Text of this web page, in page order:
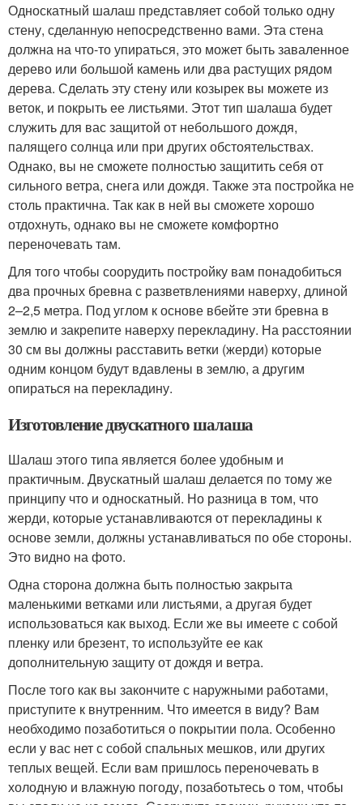
Односкатный шалаш представляет собой только одну
стену, сделанную непосредственно вами. Эта стена
должна на что-то упираться, это может быть заваленное
дерево или большой камень или два растущих рядом
дерева. Сделать эту стену или козырек вы можете из
веток, и покрыть ее листьями. Этот тип шалаша будет
служить для вас защитой от небольшого дождя,
палящего солнца или при других обстоятельствах.
Однако, вы не сможете полностью защитить себя от
сильного ветра, снега или дождя. Также эта постройка не
столь практична. Так как в ней вы сможете хорошо
отдохнуть, однако вы не сможете комфортно
переночевать там.
Для того чтобы соорудить постройку вам понадобиться
два прочных бревна с разветвлениями наверху, длиной
2–2,5 метра. Под углом к основе вбейте эти бревна в
землю и закрепите наверху перекладину. На расстоянии
30 см вы должны расставить ветки (жерди) которые
одним концом будут вдавлены в землю, а другим
опираться на перекладину.
Изготовление двускатного шалаша
Шалаш этого типа является более удобным и
практичным. Двускатный шалаш делается по тому же
принципу что и односкатный. Но разница в том, что
жерди, которые устанавливаются от перекладины к
основе земли, должны устанавливаться по обе стороны.
Это видно на фото.
Одна сторона должна быть полностью закрыта
маленькими ветками или листьями, а другая будет
использоваться как выход. Если же вы имеете с собой
пленку или брезент, то используйте ее как
дополнительную защиту от дождя и ветра.
После того как вы закончите с наружными работами,
приступите к внутренним. Что имеется в виду? Вам
необходимо позаботиться о покрытии пола. Особенно
если у вас нет с собой спальных мешков, или других
теплых вещей. Если вам пришлось переночевать в
холодную и влажную погоду, позаботьтесь о том, чтобы